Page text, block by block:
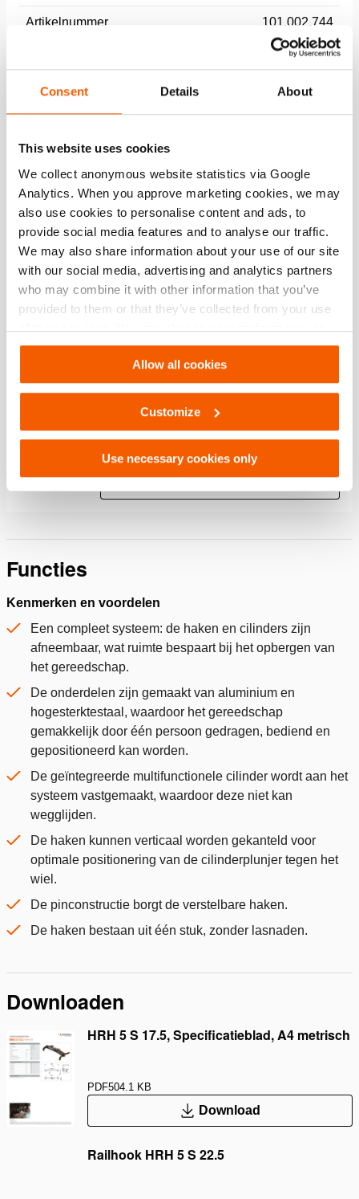
Consent Details About
This website uses cookies
We collect anonymous website statistics via Google
Analytics. When you approve marketing cookies, we may
also use cookies to personalise content and ads, to
provide social media features and to analyse our traffic.
We may also share information about your use of our site
with our social media, advertising and analytics partners
who may combine it with other information that you’ve
provided to them or that they’ve collected from your use
of their services. You can change your preferences via
Settings. See ourcookiestatement.
Allow all cookies
Customize
Use necessary cookies only
Artikelnummer 101.002.744
max. werkdruk
Prestatie
Algemene specificaties
Afmetingen, gewicht en temperatuur
Technische tekening afmetingen
Technical Drawing
Railhook HRH 5 S 22.5
JPG236.4 KB
Functies
Kenmerken en voordelen
Een compleet systeem: de haken en cilinders zijn
afneembaar, wat ruimte bespaart bij het opbergen van
het gereedschap.
De onderdelen zijn gemaakt van aluminium en
hogesterktestaal, waardoor het gereedschap
gemakkelijk door één persoon gedragen, bediend en
gepositioneerd kan worden.
De geïntegreerde multifunctionele cilinder wordt aan het
systeem vastgemaakt, waardoor deze niet kan
wegglijden.
De haken kunnen verticaal worden gekanteld voor
optimale positionering van de cilinderplunjer tegen het
wiel.
De pinconstructie borgt de verstelbare haken.
De haken bestaan uit één stuk, zonder lasnaden.
Downloaden
HRH 5 S 17.5, Specificatieblad, A4 metrisch
PDF504.1 KB
Download
Railhook HRH 5 S 22.5